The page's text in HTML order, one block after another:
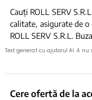
Cauți ROLL SERV
calitate, asigurate de
ROLL SERV S.R.L.
Text generat cu ajutorul AI. A
Cere ofertă de la